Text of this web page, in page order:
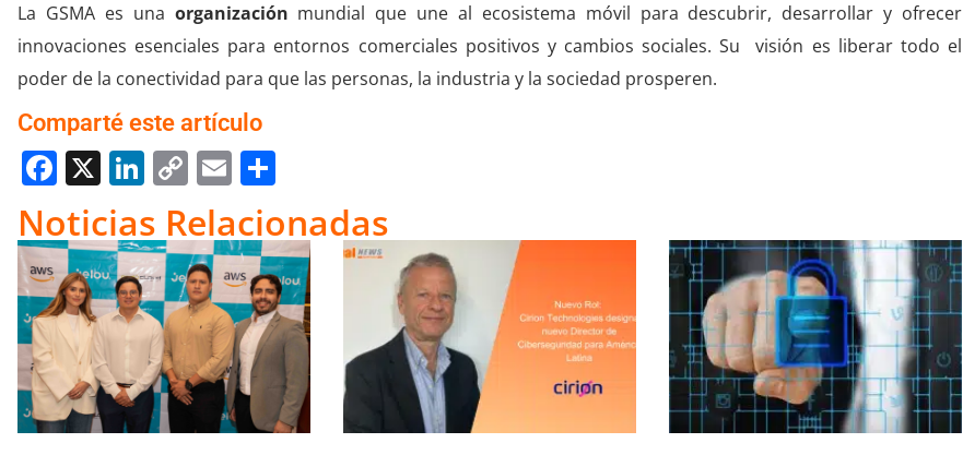
La GSMA es una organización mundial que une al ecosistema móvil para descubrir, desarrollar y ofrecer
innovaciones esenciales para entornos comerciales positivos y cambios sociales. Su visión es liberar todo el
poder de la conectividad para que las personas, la industria y la sociedad prosperen.
Comparté este artículo
Facebook
X LinkedIn
Copy
Link
Email
Noticias Relacionadas